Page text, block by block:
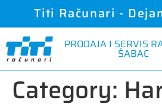
Titi Računari -
PRODAJA I SERVIS
ŠABAC
Category: